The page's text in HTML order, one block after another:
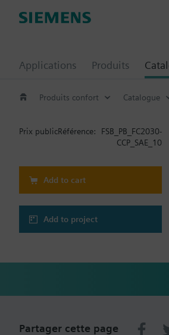
Applications Produits
Produits confort Catalogue
Prix publicRéférence:
FSB_PB_FC2030-
CCP_SAE_10
Add to cart
Add to project
Partager cette page